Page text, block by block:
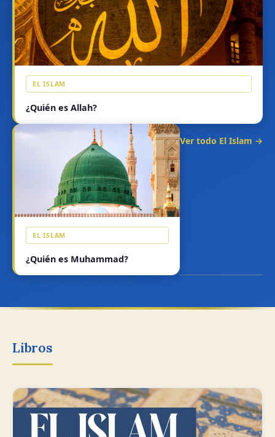
EL ISLAM
¿Quién es Allah?
EL ISLAM
¿Quién es Muhammad?
Ver todo El Islam →
Libros